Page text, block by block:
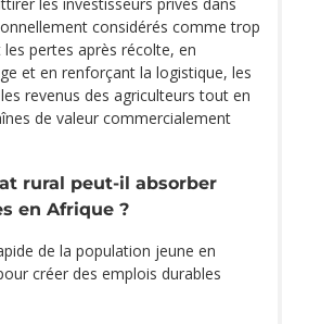
considérés comme trop
les pertes après récolte, en
et en renforçant la logistique, les
revenus des agriculteurs tout en
de valeur commercialement
rural peut-il absorber
en Afrique ?
de la population jeune en
créer des emplois durables